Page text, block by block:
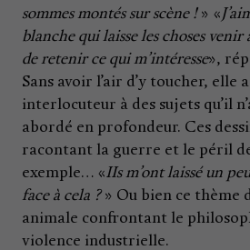
sommes montés sur scène !» «
blanche qui laisse les choses
de retenir ce qui m’intéresse»,
Sans avoir l’air d’y toucher, elle
interlocuteur à des sujets qu’il
abordé en profondeur. Ces
racontant la guerre et le péril
exemple… «IIs m’ont laissé un
face à cela ?» Ou bien ce thème
animale confrontant le
violence industrielle.